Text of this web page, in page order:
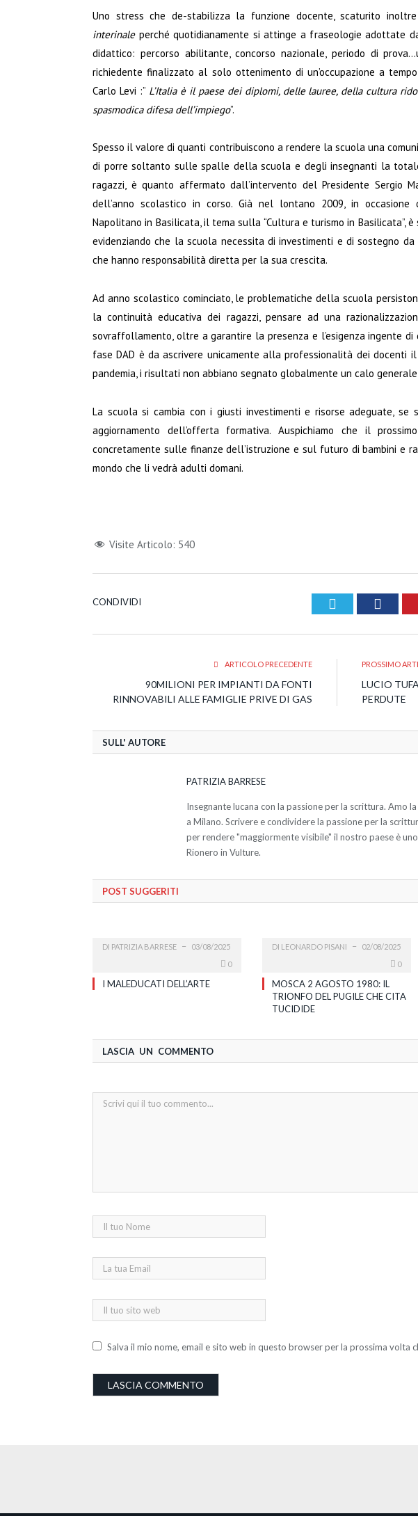
Uno stress che de-stabilizza la funzione docente, scaturito
interinaleperché quotidianamente si attinge a fraseologie adottate
didattico: percorso abilitante, concorso nazionale, periodo di
richiedente finalizzato al solo ottenimento di un’occupazione a
Carlo Levi :” L’Italia è il paese dei diplomi, delle lauree, della cultura
spasmodica difesa dell’impiego”.
Spesso il valore di quanti contribuiscono a rendere la scuola una
di porre soltanto sulle spalle della scuola e degli insegnanti la
ragazzi, è quanto affermato dall’intervento del Presidente Sergio
dell’anno scolastico in corso. Già nel lontano 2009, in occasione
Napolitano in Basilicata, il tema sulla “Cultura e turismo in
evidenziando che la scuola necessita di investimenti e di sostegno
che hanno responsabilità diretta per la sua crescita.
Ad anno scolastico cominciato, le problematiche della scuola
la continuità educativa dei ragazzi, pensare ad una
sovraffollamento, oltre a garantire la presenza e l’esigenza ingente
fase DAD è da ascrivere unicamente alla professionalità dei docenti
pandemia, i risultati non abbiano segnato globalmente un calo
La scuola si cambia con i giusti investimenti e risorse adeguate, se
aggiornamento dell’offerta formativa. Auspichiamo che il
concretamente sulle finanze dell’istruzione e sul futuro di bambini e
mondo che li vedrà adulti domani.
Visite Articolo: 540
CONDIVIDI Twitter
ARTICOLO PRECEDENTE
90MILIONI PER IMPIANTI DA FONTI
RINNOVABILI ALLE FAMIGLIE PRIVE DI GAS
PROSSIMO
LUCIO
PERDUTE
SULL' AUTORE
PATRIZIA BARRESE
Insegnante lucana con la passione per la scrittura. Amo
a Milano. Scrivere e condividere la passione per la
per rendere "maggiormente visibile" il nostro paese è
Rionero in Vulture.
POST SUGGERITI
DI PATRIZIA BARRESE
03/08/2025
0
I MALEDUCATI DELL’ARTE
DI LEONARDO PISANI
02/08/2025
0
MOSCA 2 AGOSTO 1980: IL
TRIONFO DEL PUGILE CHE CITA
TUCIDIDE
LASCIA UN COMMENTO
Salva il mio nome, email e sito web in questo browser per la prossima volta